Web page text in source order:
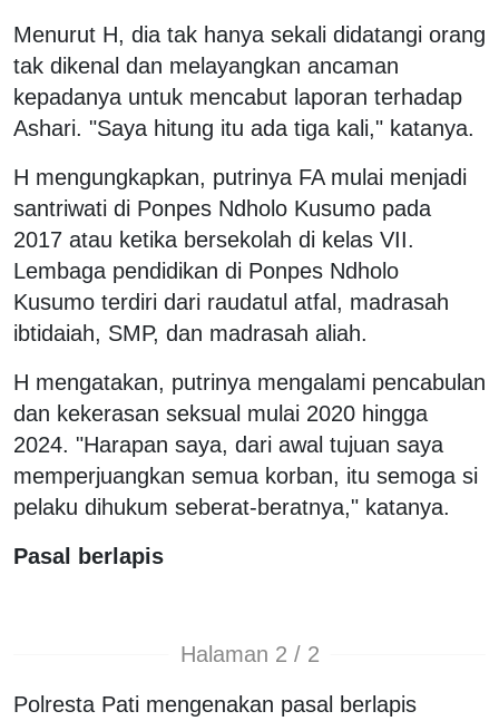
Menurut H, dia tak hanya sekali didatangi orang
tak dikenal dan melayangkan ancaman
kepadanya untuk mencabut laporan terhadap
Ashari. "Saya hitung itu ada tiga kali," katanya.
H mengungkapkan, putrinya FA mulai menjadi
santriwati di Ponpes Ndholo Kusumo pada
2017 atau ketika bersekolah di kelas VII.
Lembaga pendidikan di Ponpes Ndholo
Kusumo terdiri dari raudatul atfal, madrasah
ibtidaiah, SMP, dan madrasah aliah.
H mengatakan, putrinya mengalami pencabulan
dan kekerasan seksual mulai 2020 hingga
2024. "Harapan saya, dari awal tujuan saya
memperjuangkan semua korban, itu semoga si
pelaku dihukum seberat-beratnya," katanya.
Pasal berlapis
Halaman 2 / 2
Polresta Pati mengenakan pasal berlapis